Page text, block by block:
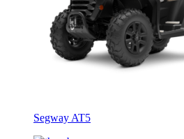
Segway AT5